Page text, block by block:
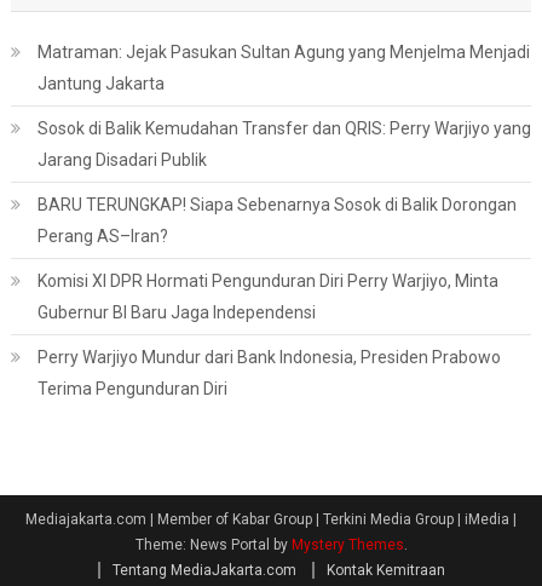
Matraman: Jejak Pasukan Sultan Agung yang Menjelma Menjadi
Jantung Jakarta
Sosok di Balik Kemudahan Transfer dan QRIS: Perry Warjiyo yang
Jarang Disadari Publik
BARU TERUNGKAP! Siapa Sebenarnya Sosok di Balik Dorongan
Perang AS–Iran?
Komisi XI DPR Hormati Pengunduran Diri Perry Warjiyo, Minta
Gubernur BI Baru Jaga Independensi
Perry Warjiyo Mundur dari Bank Indonesia, Presiden Prabowo
Terima Pengunduran Diri
Mediajakarta.com | Member of Kabar Group | Terkini Media Group | iMedia |
Theme: News Portal by Mystery Themes
Tentang MediaJakarta.com
Kontak Kemitraan